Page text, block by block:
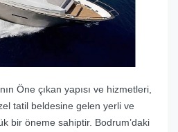
Öne çıkan yapısı ve hizmetleri,
tatil beldesine gelen yerli ve
bir öneme sahiptir. Bodrum’daki